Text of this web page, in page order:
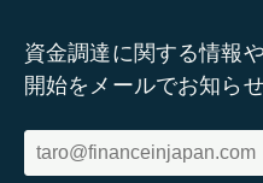
資金調達に関する情報
開始をメールでお知らせ